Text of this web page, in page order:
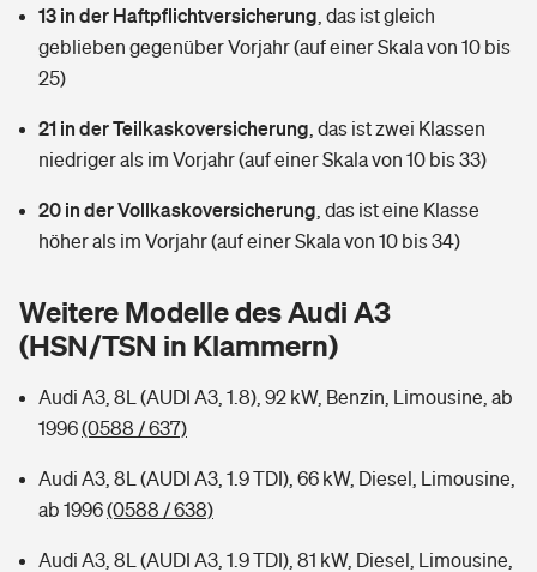
Wer versichert was: Jetzt Versicherer finden
Sie haben Fragen?
Mietkautionsversicherung
Restkreditversicherung
Hochwasser-Check: Wie gefährdet ist Ihr Haus?
Wer versichert was: Jetzt Versicherer finden
Sie haben Fragen?
Kinderinvalidität
Hundehalter-Haftpflicht
Private Cyberversicherung
Musikinstrumentenversicherung
Zur Übersicht
Tools
Tierkrankenversicherung
Zur Übersicht
Tools
Wer versichert was: Jetzt Versicherer finden
Sie haben Fragen?
Rentenrechner: Wie viel Geld bekomme ich im Alter?
13 in der Haftpflichtversicherung das ist gleich
geblieben gegenüber Vorjahr (auf einer Skala von 10 bis
25)
21 in der Teilkaskoversicherung das ist zwei Klassen
niedriger als im Vorjahr (auf einer Skala von 10 bis 33)
20 in der Vollkaskoversicherung das ist eine Klasse
höher als im Vorjahr (auf einer Skala von 10 bis 34)
Weitere Modelle des Audi A3
(HSN/TSN in Klammern)
Audi A3, 8L (AUDI A3, 1.8), 92 kW, Benzin, Limousine, ab
1996(0588 / 637)
Audi A3, 8L (AUDI A3, 1.9 TDI), 66 kW, Diesel, Limousine,
ab 1996(0588 / 638)
Audi A3, 8L (AUDI A3, 1.9 TDI), 81 kW, Diesel, Limousine,